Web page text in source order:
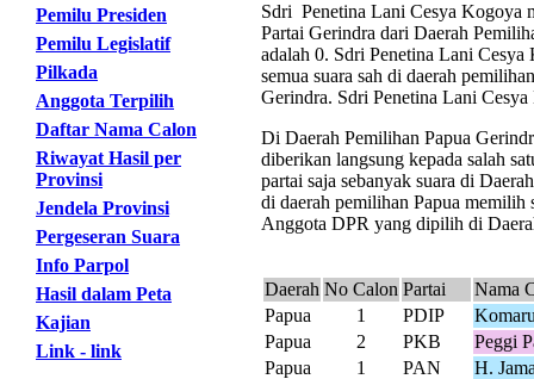
Pemilu Presiden
Pemilu Legislatif
Pilkada
Anggota Terpilih
Daftar Nama Calon
Riwayat Hasil per
Provinsi
Jendela Provinsi
Pergeseran Suara
Info Parpol
Hasil dalam Peta
Kajian
Link - link
Sdri Penetina Lani Cesya Kogoya
Partai Gerindra dari Daerah
adalah 0. Sdri Penetina Lani Cesya
semua suara sah di daerah
Gerindra. Sdri Penetina Lani
Di Daerah Pemilihan Papua
diberikan langsung kepada salah
partai saja sebanyak suara di
di daerah pemilihan Papua memilih
Anggota DPR yang dipilih di
Daerah No Calon Partai
Nama
Papua
1 PDIP
Papua
2 PKB
Peggi
Papua
1 PAN
H.